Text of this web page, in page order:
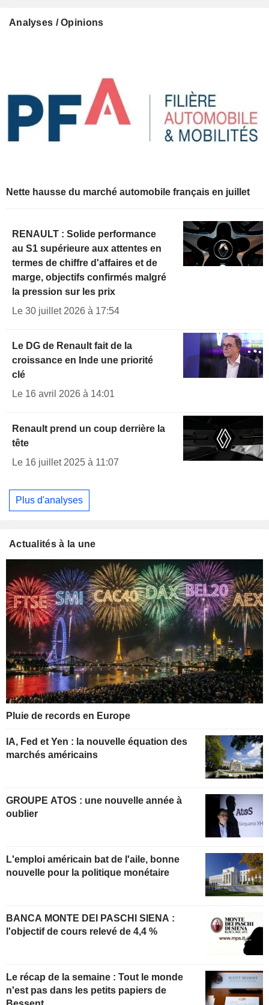
Analyses / Opinions
Nette hausse du marché automobile français en juillet
RENAULT : Solide performance
au S1 supérieure aux attentes en
termes de chiffre d'affaires et de
marge, objectifs confirmés malgré
la pression sur les prix
Le 30 juillet 2026 à 17:54
Le DG de Renault fait de la
croissance en Inde une priorité
clé
Le 16 avril 2026 à 14:01
Renault prend un coup derrière la
tête
Le 16 juillet 2025 à 11:07
Plus d'analyses
Actualités à la une
Pluie de records en Europe
IA, Fed et Yen : la nouvelle équation des
marchés américains
GROUPE ATOS : une nouvelle année à
oublier
L'emploi américain bat de l'aile, bonne
nouvelle pour la politique monétaire
BANCA MONTE DEI PASCHI SIENA :
l'objectif de cours relevé de 4,4 %
Le récap de la semaine : Tout le monde
n'est pas dans les petits papiers de